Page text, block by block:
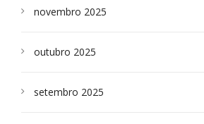
novembro 2025
outubro 2025
setembro 2025